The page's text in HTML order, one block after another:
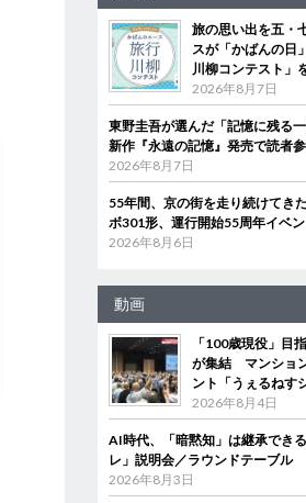
旅の思い出を五
スが「かばんの日
川柳コンテスト」
2026年8月7日
東野圭吾が選んだ「記憶に残る
新作『永遠の記憶』発売で読者
2026年8月7日
55年間、京の街を走り続けて
ボ301形、運行開始55周年イベ
2026年8月6日
動画
「100歳現役」目
が集結 マンショ
ント「うぇるねす
2026年8月4日
AI時代、「暗黙知」は継承でき
レ」説明会／ラウンドテーブル
2026年8月3日